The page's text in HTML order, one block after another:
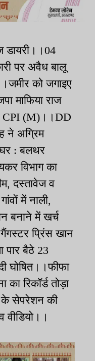
डायरी।।04
पर अवैध बालू
को जगाइए
माफिया राज
CPI (M)।।DD
ने अग्रिम
: बलथर
विभाग का
दस्तावेज व
में नाली,
बनाने में खर्च
प्रिंस खान
बैठे 23
घोषित।।फीफा
का रिकॉर्ड तोड़ा
के सेपरेशन की